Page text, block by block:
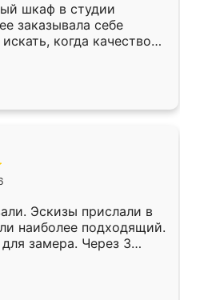
шкаф в студии
заказывала себе
когда качеством
кухня уже почти
нет.
Эскизы прислали в
наиболее подходящий.
замера. Через 3
готова. Остались
Спасибо Ренессанс
работу!